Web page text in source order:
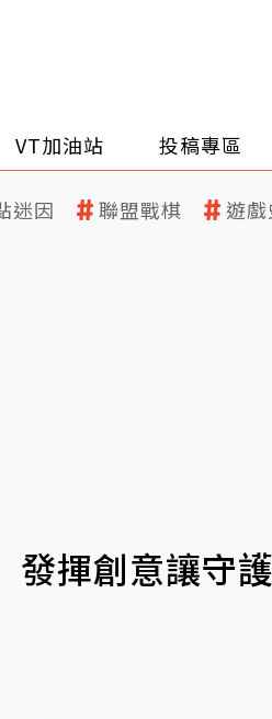
VT加油站 投稿專區
迷因 聯盟戰棋 遊
發揮創意讓守